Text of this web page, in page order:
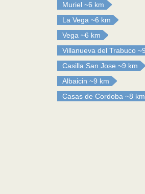
Muriel ~6 km
La Vega ~6 km
Vega ~6 km
Villanueva del Trabuco
Casilla San Jose ~9 km
Albaicin ~9 km
Casas de Cordoba ~8 km